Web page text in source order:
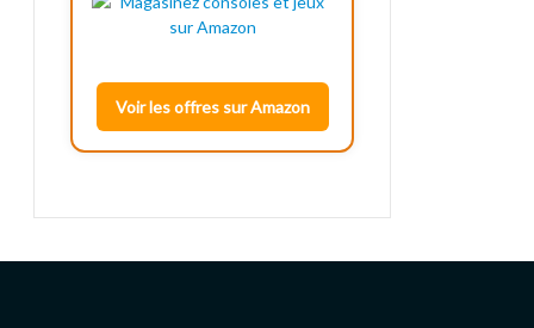
Voir les offres sur Amazon